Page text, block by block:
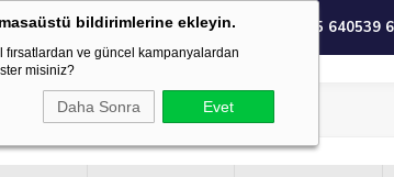
bildirimlerine ekleyin.
fırsatlardan ve güncel kampanyalardan
misiniz?
Daha Sonra Evet
0850 220 55 640539